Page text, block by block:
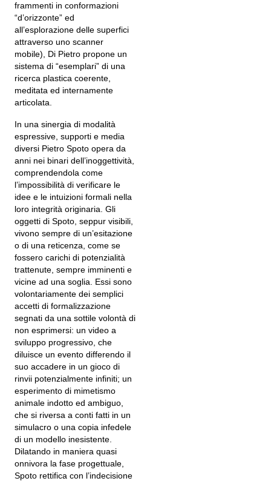
frammenti in conformazioni
“d’orizzonte” ed
all’esplorazione delle superfici
attraverso uno scanner
mobile), Di Pietro propone un
sistema di “esemplari” di una
ricerca plastica coerente,
meditata ed internamente
articolata.
In una sinergia di modalità
espressive, supporti e media
diversi Pietro Spoto opera da
anni nei binari dell’inoggettività,
comprendendola come
l’impossibilità di verificare le
idee e le intuizioni formali nella
loro integrità originaria. Gli
oggetti di Spoto, seppur visibili,
vivono sempre di un’esitazione
o di una reticenza, come se
fossero carichi di potenzialità
trattenute, sempre imminenti e
vicine ad una soglia. Essi sono
volontariamente dei semplici
accetti di formalizzazione
segnati da una sottile volontà di
non esprimersi: un video a
sviluppo progressivo, che
diluisce un evento differendo il
suo accadere in un gioco di
rinvii potenzialmente infiniti; un
esperimento di mimetismo
animale indotto ed ambiguo,
che si riversa a conti fatti in un
simulacro o una copia infedele
di un modello inesistente.
Dilatando in maniera quasi
onnivora la fase progettuale,
Spoto rettifica con l’indecisione